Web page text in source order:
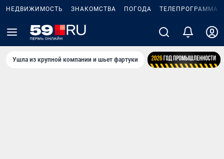
НЕДВИЖИМОСТЬ ЗНАКОМСТВА ПОГОДА ТЕЛЕПРОГРАММА
Ушла из крупной компании и шьет фартуки